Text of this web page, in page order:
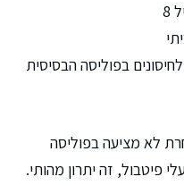
בפוליסה הבסיסית
לא מציעה בפוליסה
פיטבול, זה יתרון מהותי.